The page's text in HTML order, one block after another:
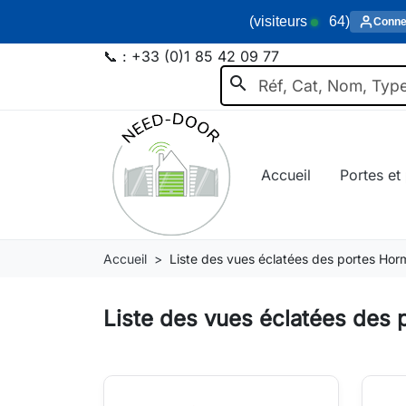
(visiteurs 64)
search
📞 : +33 (0)1 85 42 09 77
Accueil Portes
Accueil Liste des vues éclatées des portes
Liste des vues éclatées des